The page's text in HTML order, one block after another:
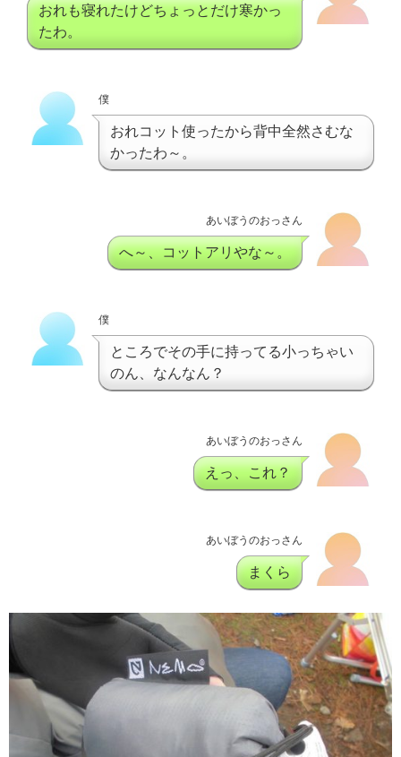
おれも寝れたけどちょっとだけ寒かっ
たわ。
僕
おれコット使ったから背中全然さむな
かったわ～。
あいぼうのおっさん
へ～、コットアリやな～。
僕
ところでその手に持ってる小っちゃい
のん、なんなん？
あいぼうのおっさん
えっ、これ？
あいぼうのおっさん
まくら